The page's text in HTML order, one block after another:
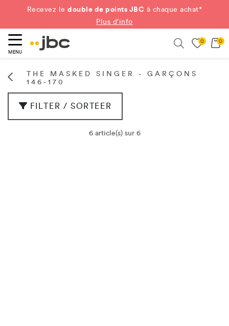
Recevez ledouble de points JBC à chaque achat*
Plus d'info
MENU
0 0
THE MASKED SINGER - GARÇONS
146-170
FILTER / SORTEER
6 article(s) sur 6